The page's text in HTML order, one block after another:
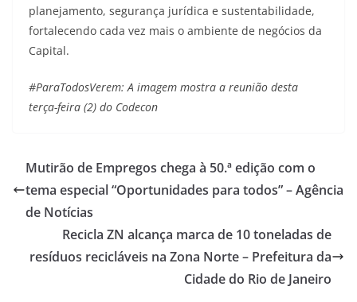
planejamento, segurança jurídica e sustentabilidade,
fortalecendo cada vez mais o ambiente de negócios da
Capital.
#ParaTodosVerem: A imagem mostra a reunião desta
terça-feira (2) do Codecon
Mutirão de Empregos chega à 50.ª edição com o
tema especial “Oportunidades para todos” – Agência
de Notícias
Recicla ZN alcança marca de 10 toneladas de
resíduos recicláveis na Zona Norte – Prefeitura da
Cidade do Rio de Janeiro